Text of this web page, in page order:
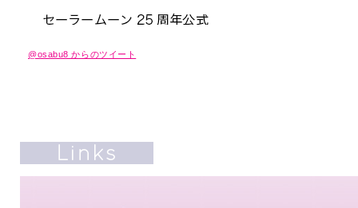
@osabu8 からのツイート